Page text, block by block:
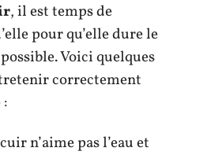
, il est temps de
pour qu’elle dure le
Voici quelques
correctement
n’aime pas l’eau et